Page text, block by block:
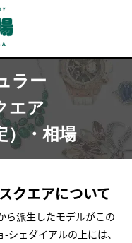
ラー
エア
）・相場
クエアについて
ら派生したモデルがこの
シェダイアルの上には、